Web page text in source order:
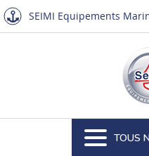
SEIMI Equipements
TOUS